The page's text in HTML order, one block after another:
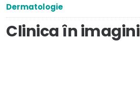
Dermatologie
Clinica în imagini